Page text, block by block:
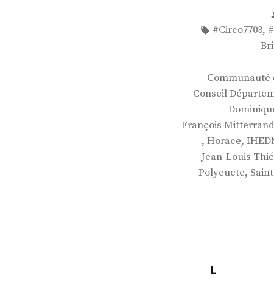
Étiquettes :
#Circo7703,
Communauté
Conseil
François Mitterrand
, Horace,
Jean-Louis
Polyeucte,
L